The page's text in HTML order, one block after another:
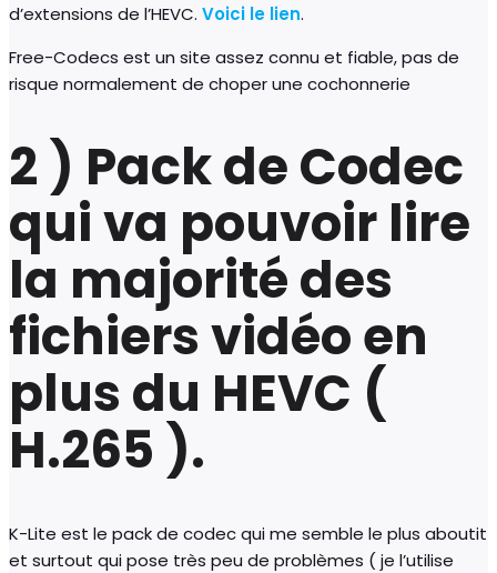
d’extensions de l’HEVC. Voici le lien.
Free-Codecs est un site assez connu et fiable, pas de
risque normalement de choper une cochonnerie
2 ) Pack de Codec
qui va pouvoir lire
la majorité des
fichiers vidéo en
plus du HEVC (
H.265 ).
K-Lite est le pack de codec qui me semble le plus aboutit
et surtout qui pose très peu de problèmes ( je l’utilise